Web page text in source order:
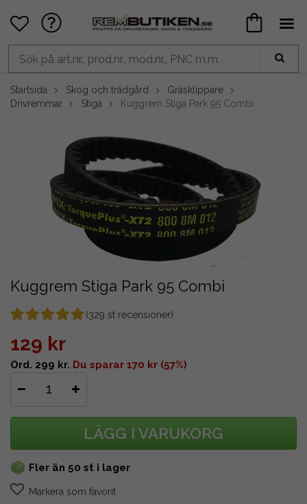
Startsida Skog och trädgård
Gräsklippare
Drivremmar
Stiga Kuggrem Stiga Park 95 Combi
Kuggrem Stiga Park 95 Combi
(329 st recensioner)
129 kr
Ord. 299 kr. Du sparar 170 kr (57%)
LÄGG I VARUKORG
Fler än 50 st i lager
Markera som favorit